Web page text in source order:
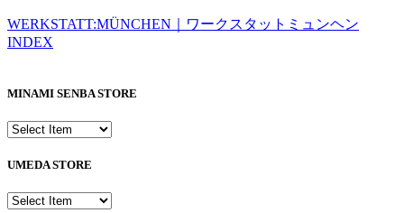
WERKSTATT:MÜNCHEN｜ワークスタットミュンヘン
INDEX
MINAMI SENBA STORE
UMEDA STORE